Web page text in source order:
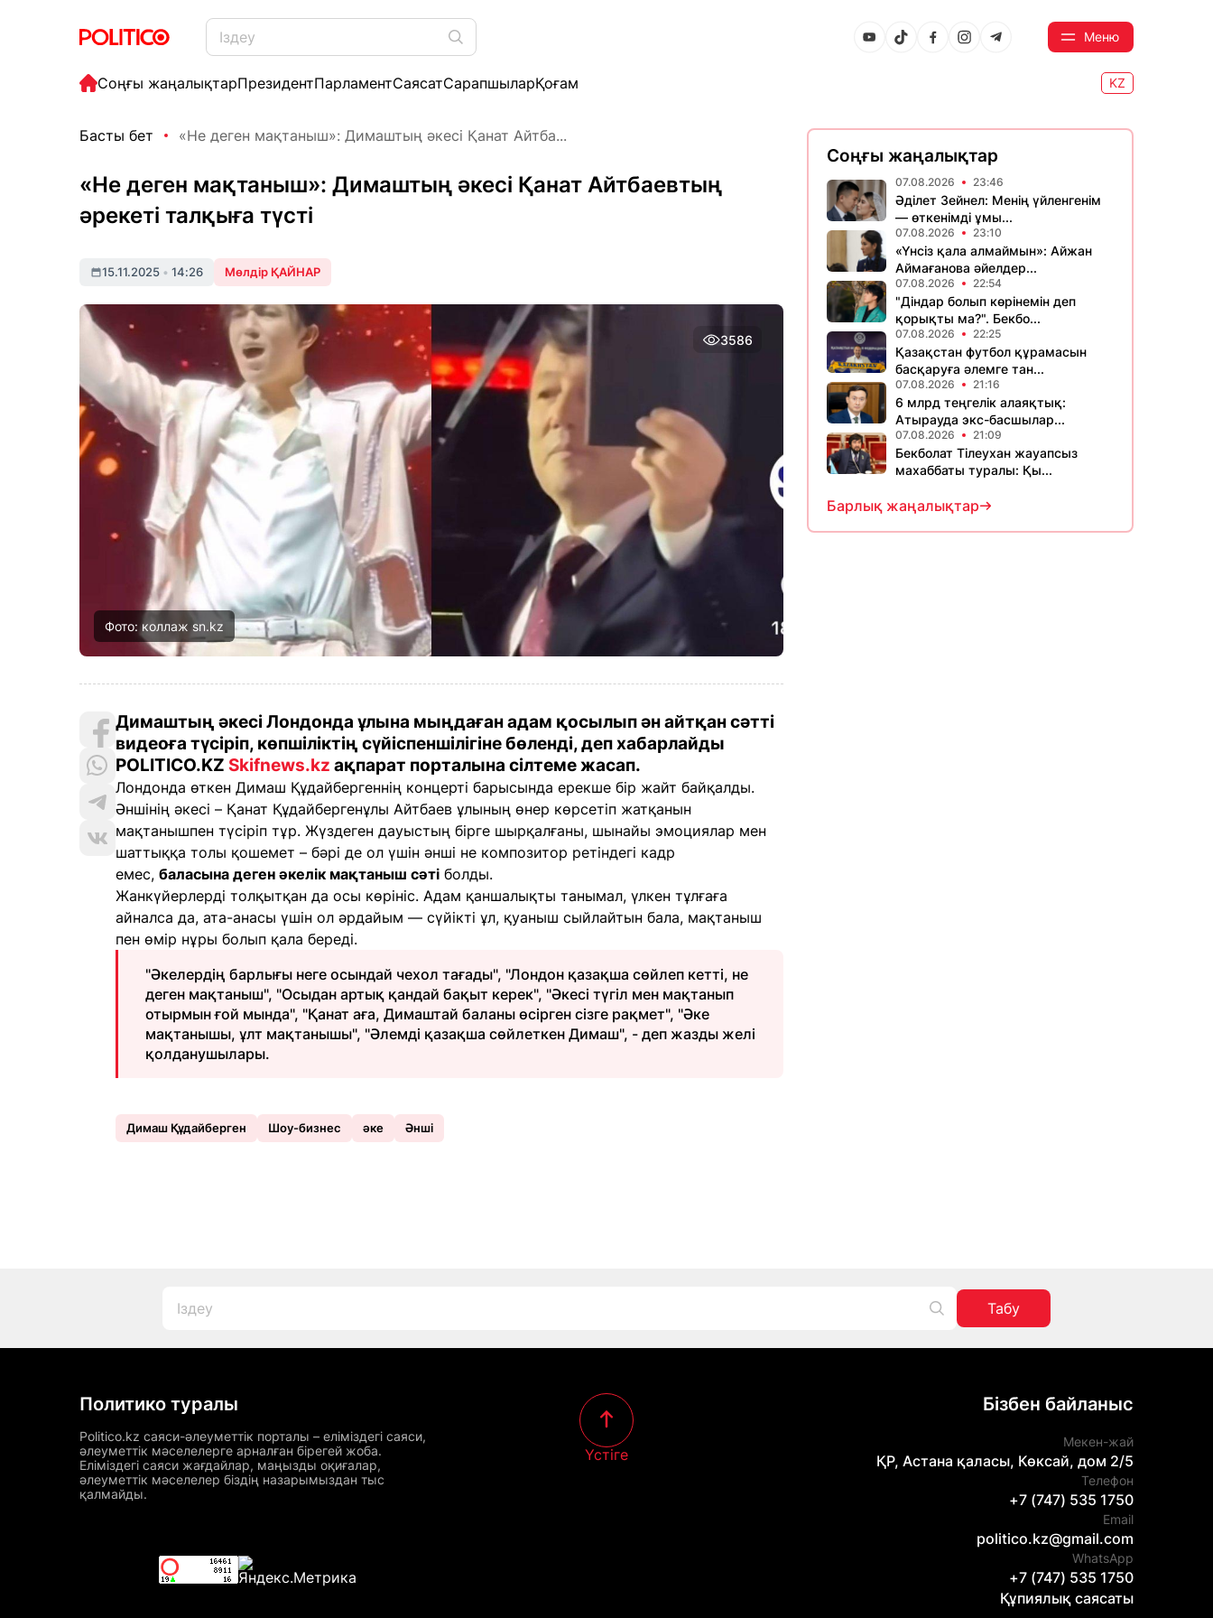
Меню
Соңғы жаңалықтарПрезидентПарламентСаясатСарапшыларҚоғам KZ
Басты бет «Не деген мақтаныш»: Димаштың әкесі Қанат Айтба...
«Не деген мақтаныш»: Димаштың әкесі Қанат Айтбаевтың
әрекеті талқыға түсті
15.11.2025 • 14:26 Мөлдір ҚАЙНАР
3586
Фото: коллаж sn.kz
Димаштың әкесі Лондонда ұлына мыңдаған адам қосылып ән айтқан сәтті
видеоға түсіріп, көпшіліктің сүйіспеншілігіне бөленді, деп хабарлайды
POLITICO.KZ Skifnews.kz ақпарат порталына сілтеме жасап.
Лондонда өткен Димаш Құдайбергеннің концерті барысында ерекше бір жайт байқалды.
Әншінің әкесі – Қанат Құдайбергенұлы Айтбаев ұлының өнер көрсетіп жатқанын
мақтанышпен түсіріп тұр. Жүздеген дауыстың бірге шырқалғаны, шынайы эмоциялар мен
шаттыққа толы қошемет – бәрі де ол үшін әнші не композитор ретіндегі кадр
емес, баласына деген әкелік мақтаныш сәті болды.
Жанкүйерлерді толқытқан да осы көрініс. Адам қаншалықты танымал, үлкен тұлғаға
айналса да, ата-анасы үшін ол әрдайым — сүйікті ұл, қуаныш сыйлайтын бала, мақтаныш
пен өмір нұры болып қала береді.
"Әкелердің барлығы неге осындай чехол тағады", "Лондон қазақша сөйлеп кетті, не
деген мақтаныш", "Осыдан артық қандай бақыт керек", "Әкесі түгіл мен мақтанып
отырмын ғой мында", "Қанат аға, Димаштай баланы өсірген сізге рақмет", "Әке
мақтанышы, ұлт мақтанышы", "Әлемді қазақша сөйлеткен Димаш", - деп жазды желі
қолданушылары.
Димаш Құдайберген Шоу-бизнес әке Әнші
Соңғы жаңалықтар
07.08.2026 23:46
Әділет Зейнел: Менің үйленгенім
— өткенімді ұмы...
07.08.2026 23:10
«Үнсіз қала алмаймын»: Айжан
Аймағанова әйелдер...
07.08.2026 22:54
"Діндар болып көрінемін деп
қорықты ма?". Бекбо...
07.08.2026 22:25
Қазақстан футбол құрамасын
басқаруға әлемге тан...
07.08.2026 21:16
6 млрд теңгелік алаяқтық:
Атырауда экс-басшылар...
07.08.2026 21:09
Бекболат Тілеухан жауапсыз
махаббаты туралы: Қы...
Барлық жаңалықтар
Табу
Политико туралы
Politico.kz саяси-әлеуметтік порталы – еліміздегі саяси,
әлеуметтік мәселелерге арналған бірегей жоба.
Еліміздегі саяси жағдайлар, маңызды оқиғалар,
әлеуметтік мәселелер біздің назарымыздан тыс
қалмайды.
Үстіге
Бізбен байланыс
Мекен-жай
ҚР, Астана қаласы, Көксай, дом 2/5
Телефон
+7 (747) 535 1750
Email
politico.kz@gmail.com
WhatsApp
+7 (747) 535 1750
Құпиялық саясаты